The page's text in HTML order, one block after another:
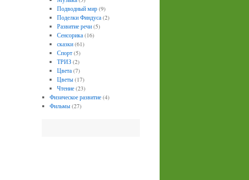
Подводный мир(9)
Поделки Финдуса(2)
Развитие речи(5)
Сенсорика(16)
сказки(61)
Спорт(5)
ТРИЗ(2)
Цвета(7)
Цветы(17)
Чтение(23)
Физическое развитие(4)
Фильмы(27)